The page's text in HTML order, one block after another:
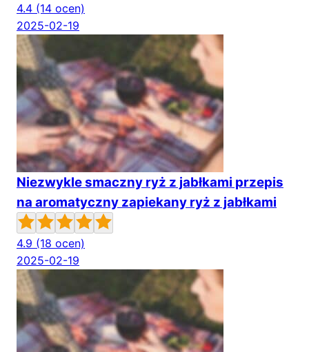
4.4 (14 ocen)
2025-02-19
Niezwykle smaczny ryż z jabłkami przepis
na aromatyczny zapiekany ryż z jabłkami
4.9 (18 ocen)
2025-02-19